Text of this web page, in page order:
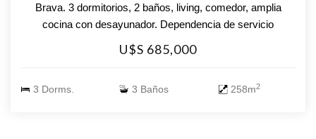
Brava. 3 dormitorios, 2 baños, living, comedor, amplia
cocina con desayunador. Dependencia de servicio
completa . Garage para tres coches. Excelente oportunidad
para alquiler consulte!!
U$S 685,000
3 Dorms. 3 Baños 258m2